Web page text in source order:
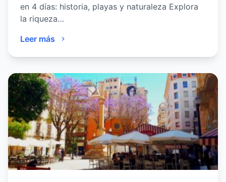
en 4 días: historia, playas y naturaleza Explora
la riqueza…
Leer más